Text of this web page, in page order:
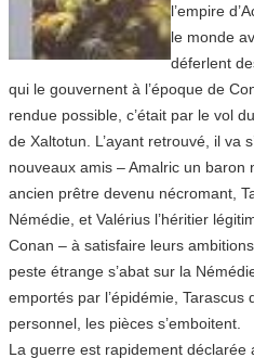
l’empire
le monde
déferlent
qui le gouvernent à l’époque de
rendue possible, c’était par le vol
de Xaltotun. L’ayant retrouvé, il va
nouveaux amis – Amalric un baron
ancien prêtre devenu nécromant,
Némédie, et Valérius l’héritier
Conan – à satisfaire leurs
peste étrange s’abat sur la
emportés par l’épidémie,
personnel, les pièces s’emboitent.
La guerre est rapidement déclarée